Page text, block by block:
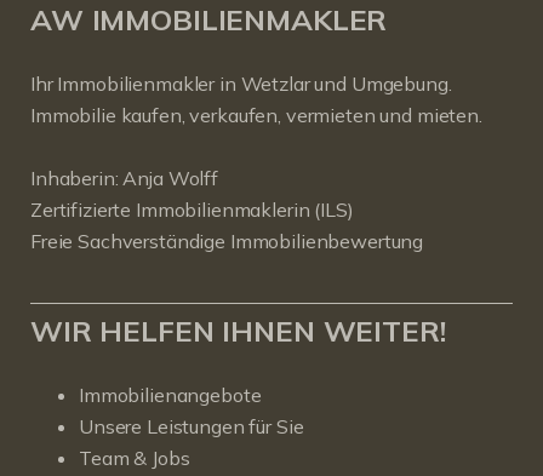
AW IMMOBILIENMAKLER
Ihr Immobilienmakler in Wetzlar und Umgebung.
Immobilie kaufen, verkaufen, vermieten und mieten.
Inhaberin: Anja Wolff
Zertifizierte Immobilienmaklerin (ILS)
Freie Sachverständige Immobilienbewertung
WIR HELFEN IHNEN WEITER!
Immobilienangebote
Unsere Leistungen für Sie
Team & Jobs